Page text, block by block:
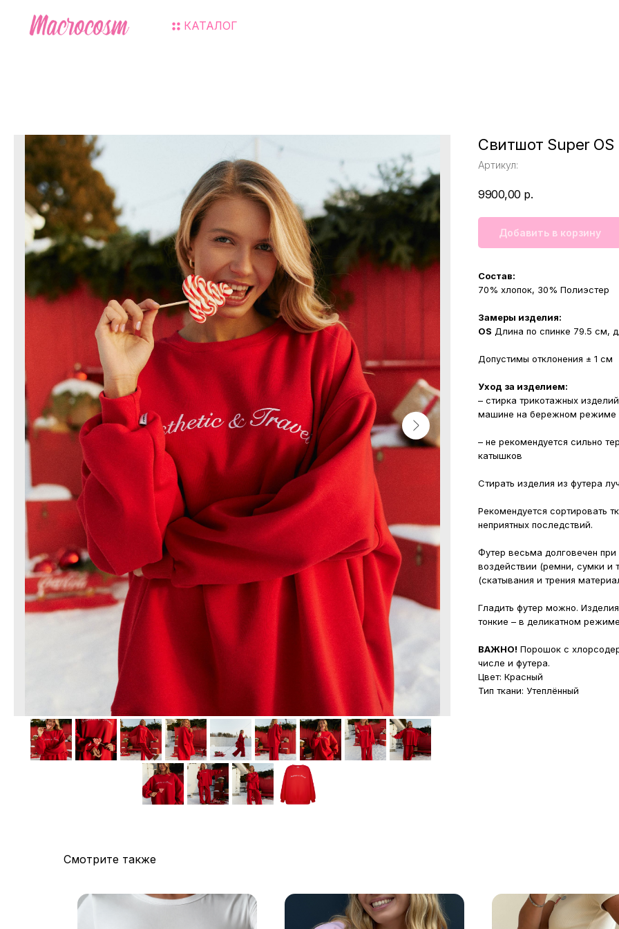
КАТАЛОГ
Свитшот Super
Артикул:
9900,00 р.
Добавить в корзину
Состав:
70% хлопок, 30% Полиэстер
Замеры изделия:
OS Длина по спинке 79.5 см,
Допустимы отклонения ± 1 см
Уход за изделием:
– стирка трикотажных
машине на бережном режиме
– не рекомендуется сильно
катышков
Стирать изделия из футера
Рекомендуется сортировать
неприятных последствий.
Футер весьма долговечен
воздействии (ремни, сумки и
(скатывания и трения
Гладить футер можно.
тонкие – в деликатном
ВАЖНО! Порошок с
числе и футера.
Цвет: Красный
Тип ткани: Утеплённый
Смотрите также